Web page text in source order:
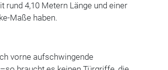
rund 4,10 Metern Länge und einer
Maße haben.
vorne aufschwingende